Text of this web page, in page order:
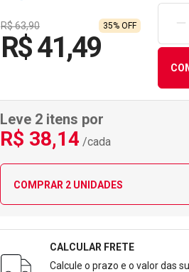
R$ 63,90 35% OFF
R$ 41,49
Leve 2 itens por
R$ 38,14 /cada
COMPRAR 2 UNIDADES
Formulário para Calcular
CALCULAR FRETE
Calcule o prazo e o valor das